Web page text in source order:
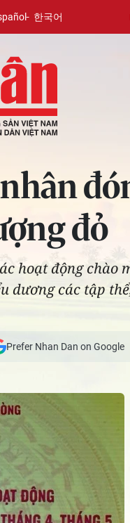
한국어
đỏ
hoạt động chào
dương các tập
Prefer Nhan Dan on Google